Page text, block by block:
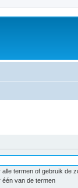
alle termen of gebruik de
één van de termen